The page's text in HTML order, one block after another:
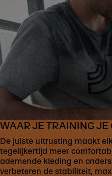
WAAR JE TRAINING JE
De juiste uitrusting maakt
tegelijkertijd meer
ademende kleding en
verbeteren de stabiliteit,